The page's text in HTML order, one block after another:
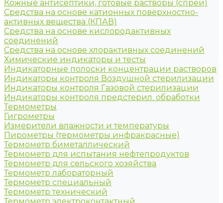
Кожные антисептики, готовые растворы (спреи)
Средства на основе катионных поверхностно-
активных вещества (КПАВ)
Средства на основе кислородактивных
соединений
Средства на основе хлорактивных соединений
Химические индикаторы и тесты
Индикаторные полоски концентрации растворов
Индикаторы контроля Воздушной стерилизации
Индикаторы контроля Газовой стерилизации
Индикаторы контроля предстерил. обработки
Термометры
Гигрометры
Измерители влажности и температуры
Пирометры (термометры инфракрасные)
Термометр биметаллический
Термометр для испытания нефтепродуктов
Термометр для сельского хозяйства
Термометр лабораторный
Термометр специальный
Термометр технический